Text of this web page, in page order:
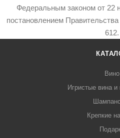
Федеральным законом от 22
постановлением
612.
Вино
Игристые вина
Крепкие